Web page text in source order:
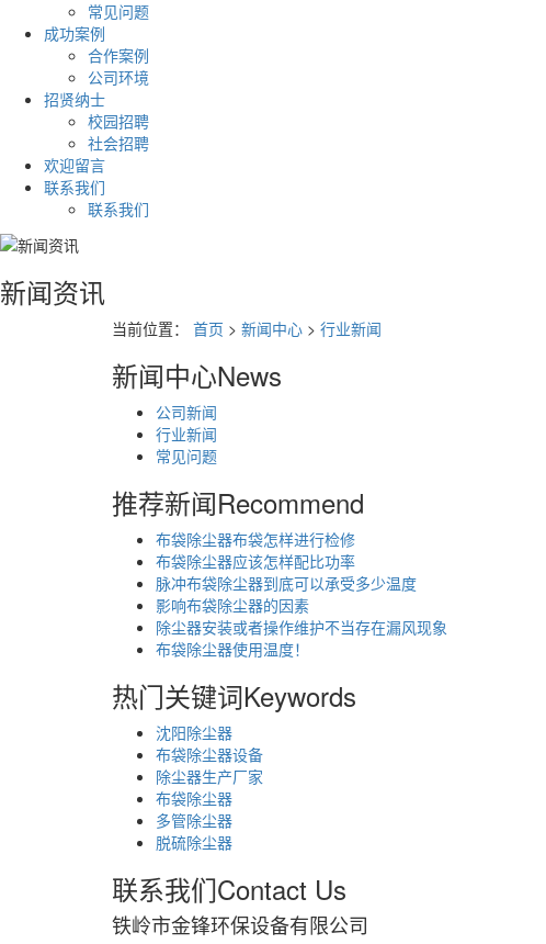
常见问题
成功案例
合作案例
公司环境
招贤纳士
校园招聘
社会招聘
欢迎留言
联系我们
联系我们
新闻资讯
当前位置： 首页 > 新闻中心 > 行业新闻
新闻中心News
公司新闻
行业新闻
常见问题
推荐新闻Recommend
布袋除尘器布袋怎样进行检修
布袋除尘器应该怎样配比功率
脉冲布袋除尘器到底可以承受多少温度
影响布袋除尘器的因素
除尘器安装或者操作维护不当存在漏风现象
布袋除尘器使用温度！
热门关键词Keywords
沈阳除尘器
布袋除尘器设备
除尘器生产厂家
布袋除尘器
多管除尘器
脱硫除尘器
联系我们Contact Us
铁岭市金锋环保设备有限公司